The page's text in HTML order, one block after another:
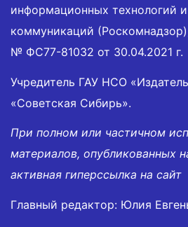
информационных технологий
коммуникаций
№ ФС77-81032 от 30.04.2021 г.
Учредитель ГАУ НСО
«Советская Сибирь».
При полном или частичном
материалов, опубликованных
активная гиперссылка на сайт
Главный редактор: Юлия